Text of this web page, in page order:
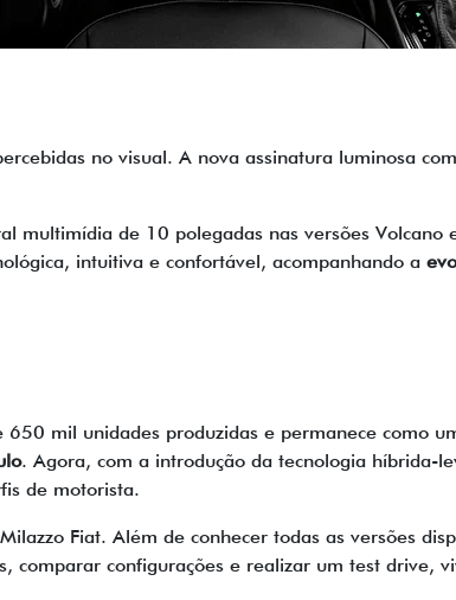
no visual. A nova assinatura luminosa
multimídia de 10 polegadas nas versões
intuitiva e confortável, acompanhando a
650 mil unidades produzidas e permanece como
. Agora, com a introdução da tecnologia híbrida-
de motorista.
Fiat. Além de conhecer todas as versões
comparar configurações e realizar um test drive,